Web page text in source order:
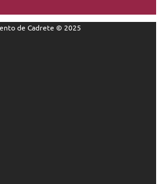
de Cadrete © 2025